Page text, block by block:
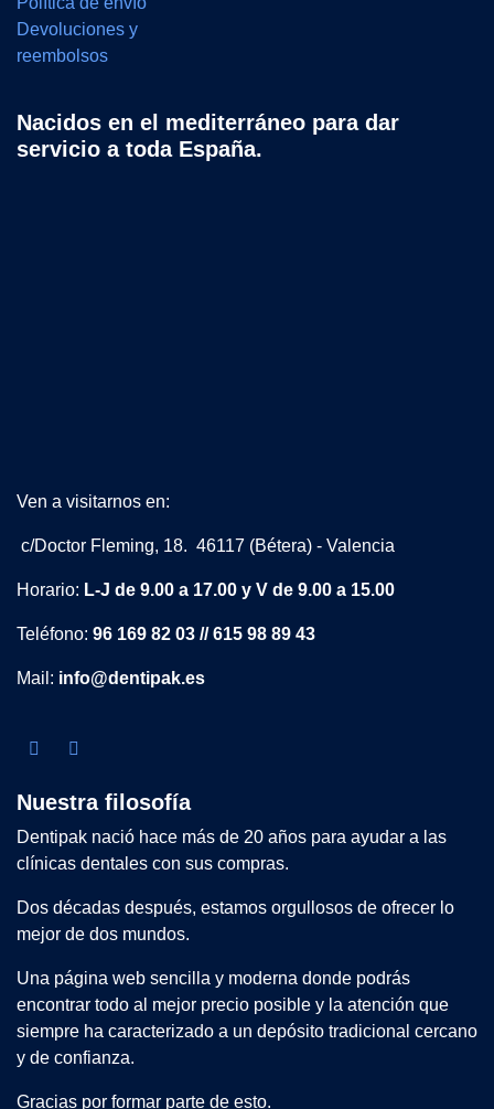
Devoluciones y
reembolsos
Nacidos en el mediterráneo para dar
servicio a toda España.
Ven a visitarnos en:
c/Doctor Fleming, 18. 46117 (Bétera) - Valencia
Horario: L-J de 9.00 a 17.00 y V de 9.00 a 15.00
Teléfono: 96 169 82 03 // 615 98 89 43
Mail: info@dentipak.es
Nuestra filosofía
Dentipak nació hace más de 20 años para ayudar a las
clínicas dentales con sus compras.
Dos décadas después, estamos orgullosos de ofrecer lo
mejor de dos mundos.
Una página web sencilla y moderna donde podrás
encontrar todo al mejor precio posible y la atención que
siempre ha caracterizado a un depósito tradicional cercano
y de confianza.
Gracias por formar parte de esto.